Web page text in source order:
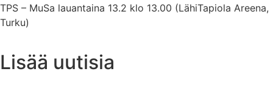
TPS – MuSa lauantaina 13.2 klo 13.00 (LähiTapiola Areena,
Turku)
Lisää uutisia